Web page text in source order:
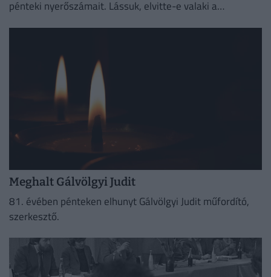
pénteki nyerőszámait. Lássuk, elvitte-e valaki a
Meghalt Gálvölgyi Judit
81. évében pénteken elhunyt Gálvölgyi Judit műfordító,
szerkesztő.